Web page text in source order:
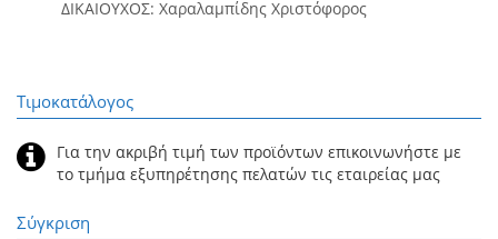
ΔΙΚΑΙΟΥΧΟΣ: Χαραλαμπίδης Χριστόφορος
Τιμοκατάλογος
Για την ακριβή τιμή των προϊόντων επικοινωνήστε με
το τμήμα εξυπηρέτησης πελατών τις εταιρείας μας
Σύγκριση